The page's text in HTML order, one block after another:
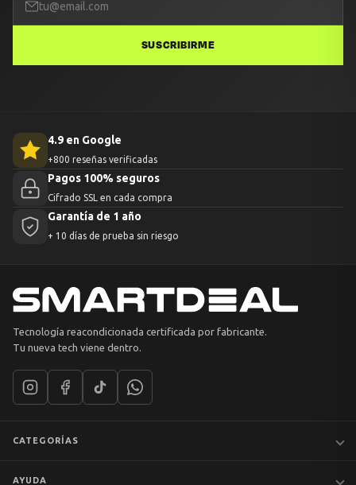
SUSCRIBIRME
4.9 en Google
+800 reseñas verificadas
Pagos 100% seguros
Cifrado SSL en cada compra
Garantía de 1 año
+ 10 días de prueba sin riesgo
Tecnología reacondicionada certificada por fabricante.
Tu nueva tech viene dentro.
CATEGORÍAS
AYUDA